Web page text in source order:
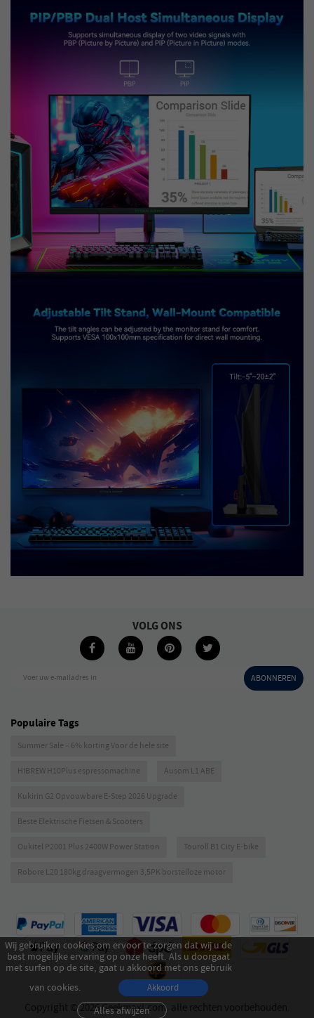
Voer uw e-mailadres in ABONNEREN
VOLG ONS
Wij gebruiken cookies om ervoor te zorgen dat wij u de
best mogelijke ervaring op onze heeft. Als u doorgaat
met surfen op de site, gaat u akkoord met ons gebruik
van cookies.
Akkoord
Alles afwijzen
Populaire Tags
Summer Sale – 6% korting Voor de hele site
HIBREW H10Plus espressomachine Ausom L1 ABE
Kukirin G2 Opvouwbare E-Step 2026 Upgrade
Beste Elektrische Fietsen & Scooters
Oukitel P2001 Plus 2400W Power Station Touroll B1 City E-bike
Robore L20 180kg draagvermogen 3,5PK borstelloze motor
Copyright © 2026 Geekmaxi.com. alle rechten voorbehouden.